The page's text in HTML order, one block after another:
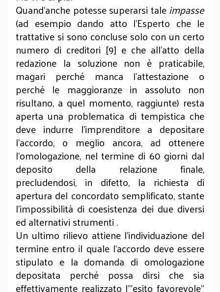
Quand’anche potesse superarsi taleimpasse
(ad esempio dando atto l’Esperto che le
trattative si sono concluse solo con un certo
numero di creditori [9] e che all’atto della
redazione la soluzione non è praticabile,
magari perché manca l’attestazione o
perché le maggioranze in assoluto non
risultano, a quel momento, raggiunte) resta
aperta una problematica di tempistica che
deve indurre l’imprenditore a depositare
l’accordo, o meglio ancora, ad ottenere
l’omologazione, nel termine di 60 giorni dal
deposito della relazione finale,
precludendosi, in difetto, la richiesta di
apertura del concordato semplificato, stante
l’impossibilità di coesistenza dei due diversi
ed alternativi strumenti .
Un ultimo rilievo attiene l’individuazione del
termine entro il quale l’accordo deve essere
stipulato e la domanda di omologazione
depositata perché possa dirsi che sia
effettivamente realizzato l’”esito favorevole”